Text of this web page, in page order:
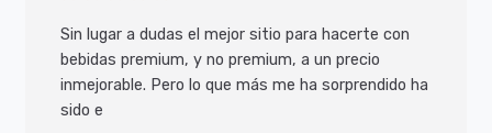
Sin lugar a dudas el mejor sitio para hacerte con
bebidas premium, y no premium, a un precio
inmejorable. Pero lo que más me ha sorprendido ha
sido e